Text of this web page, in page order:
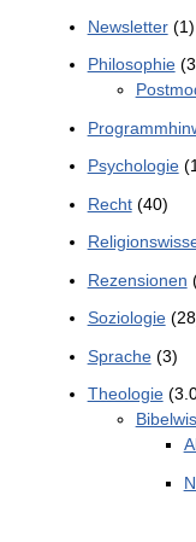
Newsletter(1)
Philosophie
Psychologie
Recht(40)
Rezensionen
Soziologie
Sprache(3)
Theologie